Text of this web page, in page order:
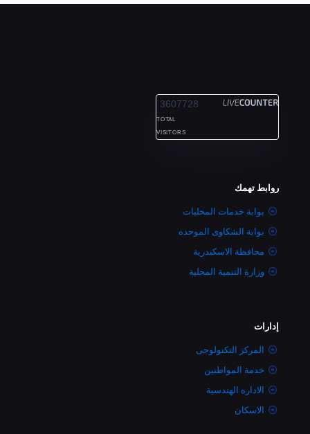
3607728
TOTAL
VISITORS
روابط تهمك
بوابة خدمات المحليات
بوابة الشكاوى الموحده
محافظة الاسكندرية
وزارة التنمية المحلية
إدارات
المركز التكنولوجى
خدمة المواطنين
الاداره الهندسية
الاسكان